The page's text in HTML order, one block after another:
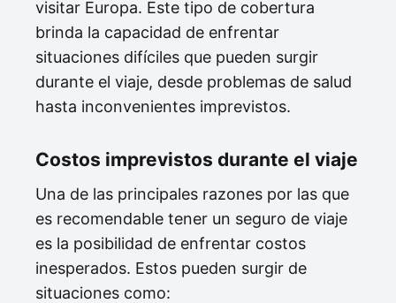
visitar Europa. Este tipo de cobertura
brinda la capacidad de enfrentar
situaciones difíciles que pueden surgir
durante el viaje, desde problemas de salud
hasta inconvenientes imprevistos.
Costos imprevistos durante el viaje
Una de las principales razones por las que
es recomendable tener un seguro de viaje
es la posibilidad de enfrentar costos
inesperados. Estos pueden surgir de
situaciones como: